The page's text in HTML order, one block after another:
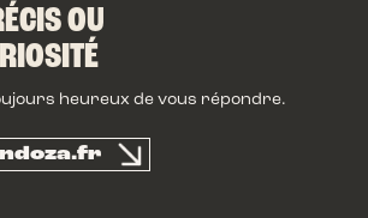
OU
heureux de vous répondre.